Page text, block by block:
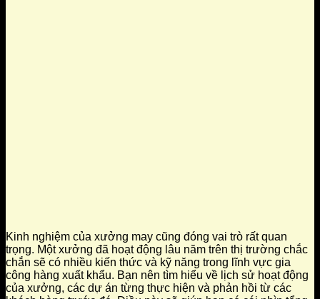
Kinh nghiệm của xưởng may cũng đóng vai trò rất quan
trọng. Một xưởng đã hoạt động lâu năm trên thị trường chắc
chắn sẽ có nhiều kiến thức và kỹ năng trong lĩnh vực gia
công hàng xuất khẩu. Bạn nên tìm hiểu về lịch sử hoạt động
của xưởng, các dự án từng thực hiện và phản hồi từ các